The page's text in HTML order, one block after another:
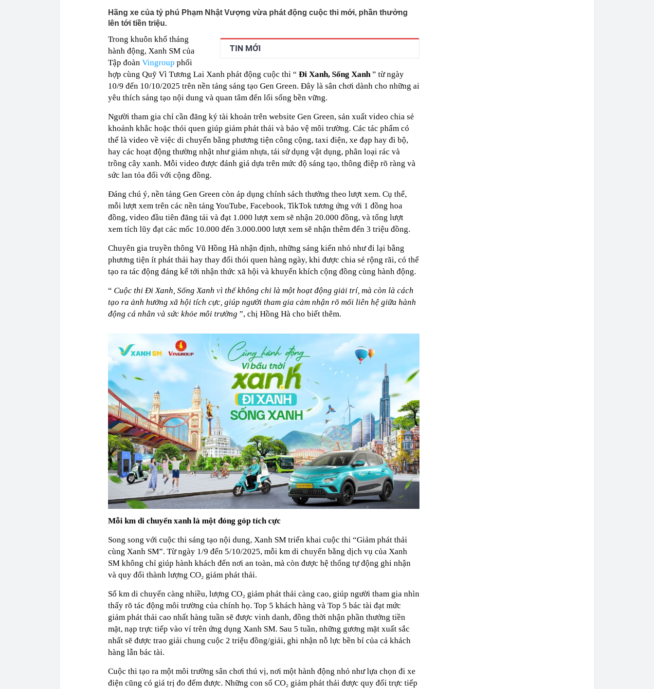
Hãng xe của tỷ phú Phạm Nhật Vượng vừa phát động cuộc thi mới, phần thưởng
lên tới tiền triệu.
TIN MỚI
Trong khuôn khổ tháng
hành động, Xanh SM của
Tập đoàn Vingroup phối
hợp cùng Quỹ Vì Tương Lai Xanh phát động cuộc thi “ Đi Xanh, Sống Xanh” từ ngày
10/9 đến 10/10/2025 trên nền tảng sáng tạo Gen Green. Đây là sân chơi dành cho những ai
yêu thích sáng tạo nội dung và quan tâm đến lối sống bền vững.
Người tham gia chỉ cần đăng ký tài khoản trên website Gen Green, sản xuất video chia sẻ
khoảnh khắc hoặc thói quen giúp giảm phát thải và bảo vệ môi trường. Các tác phẩm có
thể là video về việc di chuyển bằng phương tiện công cộng, taxi điện, xe đạp hay đi bộ,
hay các hoạt động thường nhật như giảm nhựa, tái sử dụng vật dụng, phân loại rác và
trồng cây xanh. Mỗi video được đánh giá dựa trên mức độ sáng tạo, thông điệp rõ ràng và
sức lan tỏa đối với cộng đồng.
Đáng chú ý, nền tảng Gen Green còn áp dụng chính sách thưởng theo lượt xem. Cụ thể,
mỗi lượt xem trên các nền tảng YouTube, Facebook, TikTok tương ứng với 1 đồng hoa
đồng, video đầu tiên đăng tải và đạt 1.000 lượt xem sẽ nhận 20.000 đồng, và tổng lượt
xem tích lũy đạt các mốc 10.000 đến 3.000.000 lượt xem sẽ nhận thêm đến 3 triệu đồng.
Chuyên gia truyền thông Vũ Hồng Hà nhận định, những sáng kiến nhỏ như đi lại bằng
phương tiện ít phát thải hay thay đổi thói quen hàng ngày, khi được chia sẻ rộng rãi, có thể
tạo ra tác động đáng kể tới nhận thức xã hội và khuyến khích cộng đồng cùng hành động.
“ Cuộc thi Đi Xanh, Sống Xanh vì thế không chỉ là một hoạt động giải trí, mà còn là cách
tạo ra ảnh hưởng xã hội tích cực, giúp người tham gia cảm nhận rõ mối liên hệ giữa hành
động cá nhân và sức khỏe môi trường ”, chị Hồng Hà cho biết thêm.
Mỗi km di chuyển xanh là một đóng góp tích cực
Song song với cuộc thi sáng tạo nội dung, Xanh SM triển khai cuộc thi “Giảm phát thải
cùng Xanh SM”. Từ ngày 1/9 đến 5/10/2025, mỗi km di chuyển bằng dịch vụ của Xanh
SM không chỉ giúp hành khách đến nơi an toàn, mà còn được hệ thống tự động ghi nhận
và quy đổi thành lượng CO₂ giảm phát thải.
Số km di chuyển càng nhiều, lượng CO₂ giảm phát thải càng cao, giúp người tham gia nhìn
thấy rõ tác động môi trường của chính họ. Top 5 khách hàng và Top 5 bác tài đạt mức
giảm phát thải cao nhất hàng tuần sẽ được vinh danh, đồng thời nhận phần thưởng tiền
mặt, nạp trực tiếp vào ví trên ứng dụng Xanh SM. Sau 5 tuần, những gương mặt xuất sắc
nhất sẽ được trao giải chung cuộc 2 triệu đồng/giải, ghi nhận nỗ lực bền bỉ của cả khách
hàng lẫn bác tài.
Cuộc thi tạo ra một môi trường sân chơi thú vị, nơi một hành động nhỏ như lựa chọn đi xe
điện cũng có giá trị đo đếm được. Những con số CO₂ giảm phát thải được quy đổi trực tiếp